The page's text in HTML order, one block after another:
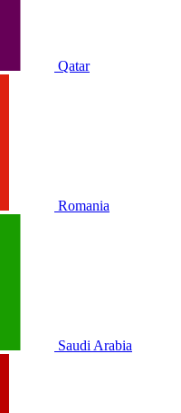
Qatar
Romania
Saudi Arabia